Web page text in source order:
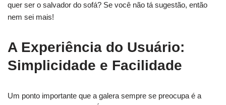
quer ser o salvador do sofá? Se você não tá sugestão, então
nem sei mais!
A Experiência do Usuário:
Simplicidade e Facilidade
Um ponto importante que a galera sempre se preocupa é a